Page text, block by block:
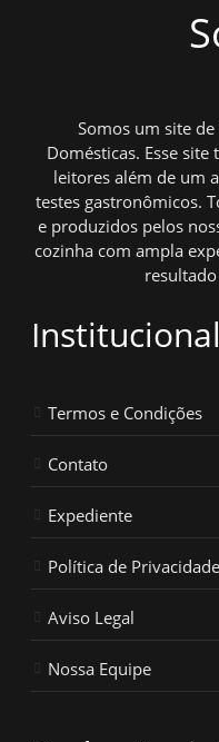
Somos um site de
Domésticas. Esse
leitores além de um
testes gastronômicos.
e produzidos pelos
cozinha com ampla
Institucional
Termos e Condições
Contato
Expediente
Política de Privacidade
Aviso Legal
Nossa Equipe